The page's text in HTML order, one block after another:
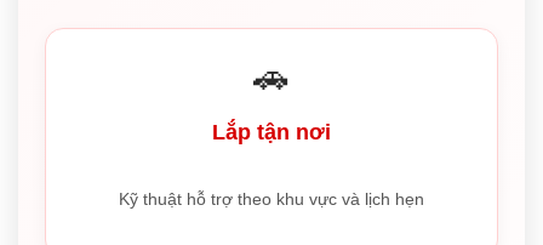
🚗
Lắp tận nơi
Kỹ thuật hỗ trợ theo khu vực và lịch hẹn